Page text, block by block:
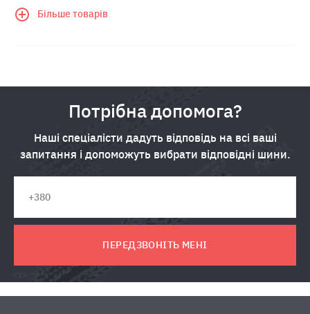
Більше товарів
Потрібна допомога?
Наші спеціалісти дадуть відповідь на всі ваші
запитання і допоможуть вибрати відповідні шини.
ПЕРЕДЗВОНІТЬ МЕНІ